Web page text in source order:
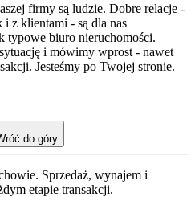
firmy są ludzie. Dobre relacje -
i z klientami - są dla nas
typowe biuro nieruchomości.
i mówimy wprost - nawet
Jesteśmy po Twojej stronie.
do góry
Sprzedaż, wynajem i
etapie transakcji.